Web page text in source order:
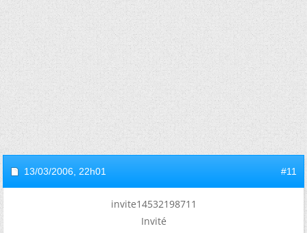
13/03/2006, 22h01 #11
invite14532198711
Invité